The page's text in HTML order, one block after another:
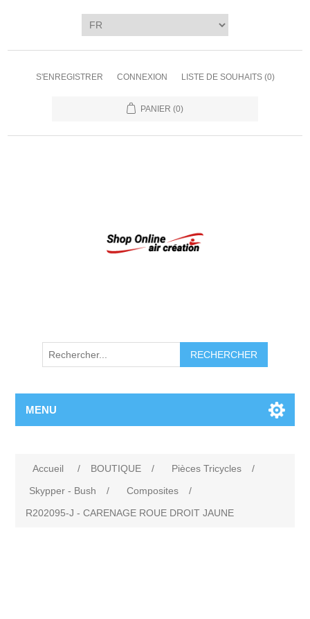
S'ENREGISTRER CONNEXION LISTE DE SOUHAITS (0)
PANIER (0)
RECHERCHER
MENU
Accueil / BOUTIQUE / Pièces Tricycles
/
Skypper - Bush
/ Composites
/
R202095-J - CARENAGE ROUE DROIT JAUNE